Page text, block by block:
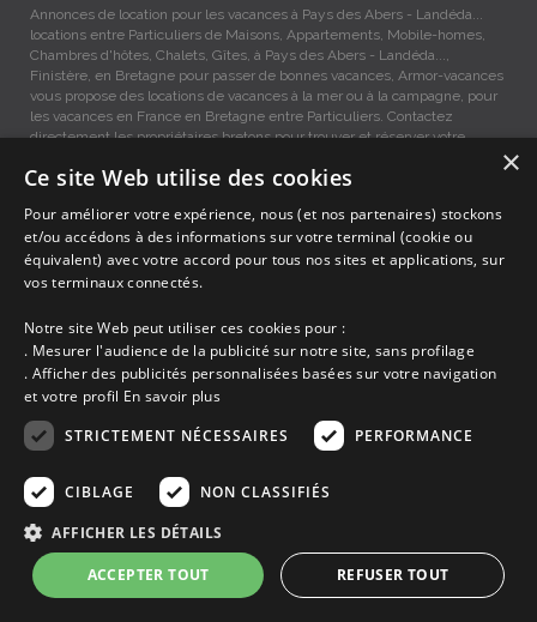
Annonces de location pour les vacances à Pays des Abers - Landéda...
locations entre Particuliers de Maisons, Appartements, Mobile-homes,
Chambres d'hôtes, Chalets, Gîtes, à Pays des Abers - Landéda...,
Finistère, en Bretagne pour passer de bonnes vacances, Armor-vacances
vous propose des locations de vacances à la mer ou à la campagne, pour
les vacances en France en Bretagne entre Particuliers. Contactez
directement les propriétaires bretons pour trouver et réserver votre
Locations vacances Pays des Abers - Landéda... entre
particuliers.
Dernières minutes
Promotions
Découvrir les départements bretons
Qui sommes-nous ?
Conditions générales
Mentions légales
En partenariat avec Clévacances des Côtes d'Armor et du Finistère,
Clévacances est un label national de référence, réglementé par une charte
×
Ce site Web utilise des cookies
Pour améliorer votre expérience, nous (et nos partenaires) stockons
et/ou accédons à des informations sur votre terminal (cookie ou
équivalent) avec votre accord pour tous nos sites et applications, sur
vos terminaux connectés.
Notre site Web peut utiliser ces cookies pour :
. Mesurer l'audience de la publicité sur notre site, sans profilage
. Afficher des publicités personnalisées basées sur votre navigation
et votre profil En savoir plus
STRICTEMENT NÉCESSAIRES
PERFORMANCE
CIBLAGE NON CLASSIFIÉS
AFFICHER LES DÉTAILS
ACCEPTER TOUT REFUSER TOUT